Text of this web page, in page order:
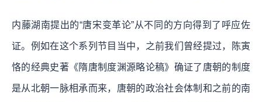
内藤湖南提出的“唐宋变革论”从不同的方向得到了呼应佐
证。例如在这个系列节目当中，之前我们曾经提过，陈寅
恪的经典史著《隋唐制度渊源略论稿》确证了唐朝的制度
是从北朝一脉相承而来，唐朝的政治社会体制和之前的南